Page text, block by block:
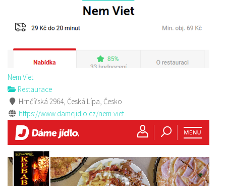
Nem Viet
Restaurace
Hrnčířská 2964, Česká Lípa, Česko
https://www.damejidlo.cz/nem-viet